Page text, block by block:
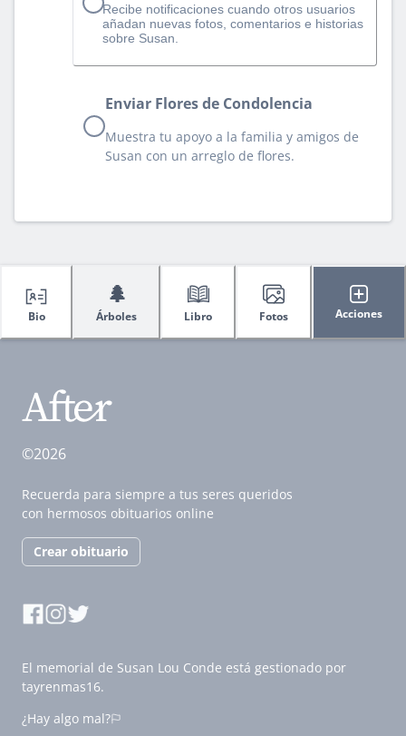
Recibe notificaciones cuando otros usuarios
añadan nuevas fotos, comentarios e historias
sobre Susan.
Enviar Flores de Condolencia
Muestra tu apoyo a la familia y amigos de
Susan con un arreglo de flores.
Bio
🌲
Árboles Libro Fotos Acciones
©2026
Recuerda para siempre a tus seres queridos
con hermosos obituarios online
Crear obituario
El memorial de Susan Lou Conde está gestionado por
tayrenmas16.
¿Hay algo mal?